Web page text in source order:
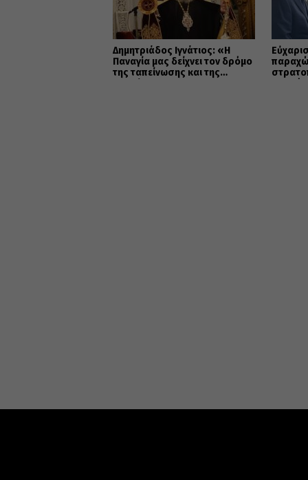
Δημητριάδος Ιγνάτιος: «Η
Παναγία μας δείχνει τον δρόμο
της ταπείνωσης και της